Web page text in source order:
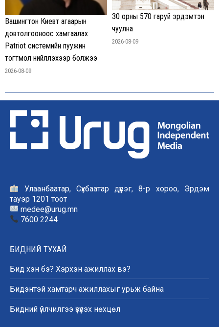
Вашингтон Киевт агаарын
довтолгооноос хамгаалах
Patriot системийн пуужин
тогтмол нийлүүлэхээр болжээ
2026-08-09
30 орны 570 гаруй эрдэмтэн
чуулна
2026-08-09
Улаанбаатар, Сүхбаатар дүүрэг, 8-р хороо, Эрдэм
тауэр 1201 тоот
medee@urug.mn
7600 2244
БИДНИЙ ТУХАЙ
Бид хэн бэ? Хэрхэн ажиллах вэ?
Бидэнтэй хамтарч ажиллахыг урьж байна
Бидний үйлчилгээ үзүүлэх нөхцөл